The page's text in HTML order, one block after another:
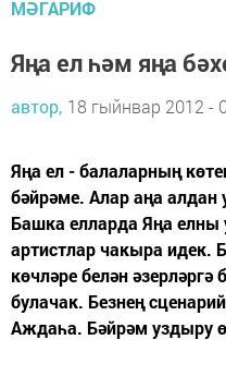
МӘГАРИФ
Яңа ел һәм яңа
автор, 18 гыйнвар 2012 -
Яңа ел - балаларның
бәйрәме. Алар аңа алдан
Башка елларда Яңа
артистлар чакыра идек.
көчләре белән
булачак. Безнең
Аждаһа. Бәйрәм уздыру